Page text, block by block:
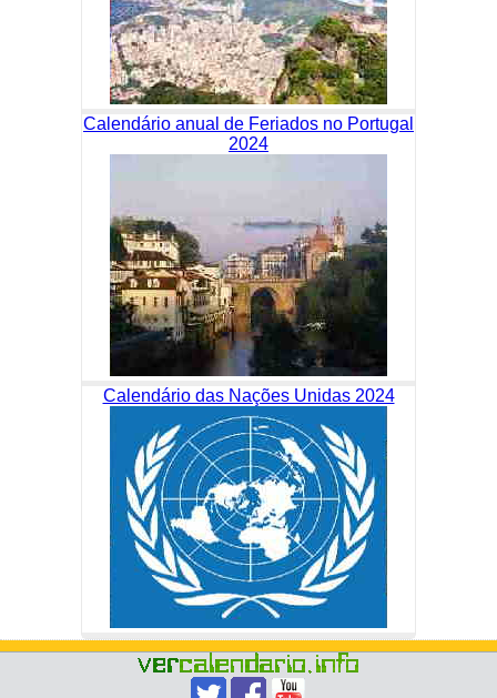
Calendário anual de Feriados no Portugal
2024
Calendário das Nações Unidas 2024